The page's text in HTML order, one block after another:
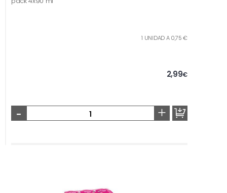
1 UNIDAD A 0,75 €
2,99€
- +